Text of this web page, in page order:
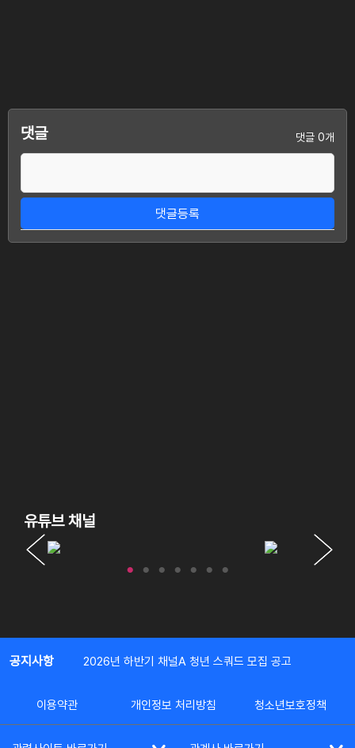
댓글 댓글 0개
댓글등록
유튜브 채널
공지사항 2026년 하반기 채널A 청년 스쿼드 모집 공고
이용약관 개인정보 처리방침 청소년보호정책